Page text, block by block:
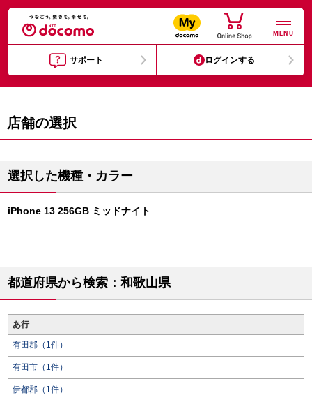
MENU
サポート ログインする
店舗の選択
選択した機種・カラー
iPhone 13 256GB ミッドナイト
都道府県から検索：和歌山県
あ行
有田郡（1件）
有田市（1件）
伊都郡（1件）